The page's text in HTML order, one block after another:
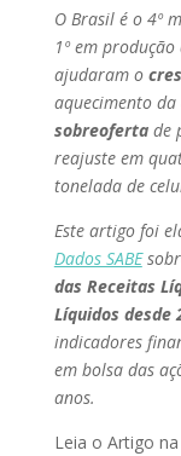
O Brasil é o 4º
1º em
ajudaram o
aquecimento
sobreofertade
reajuste em
tonelada de
Este artigo foi
Dados SABE
das Receitas
Líquidos desde
indicadores
em bolsa das
anos.
Leia o Artigo